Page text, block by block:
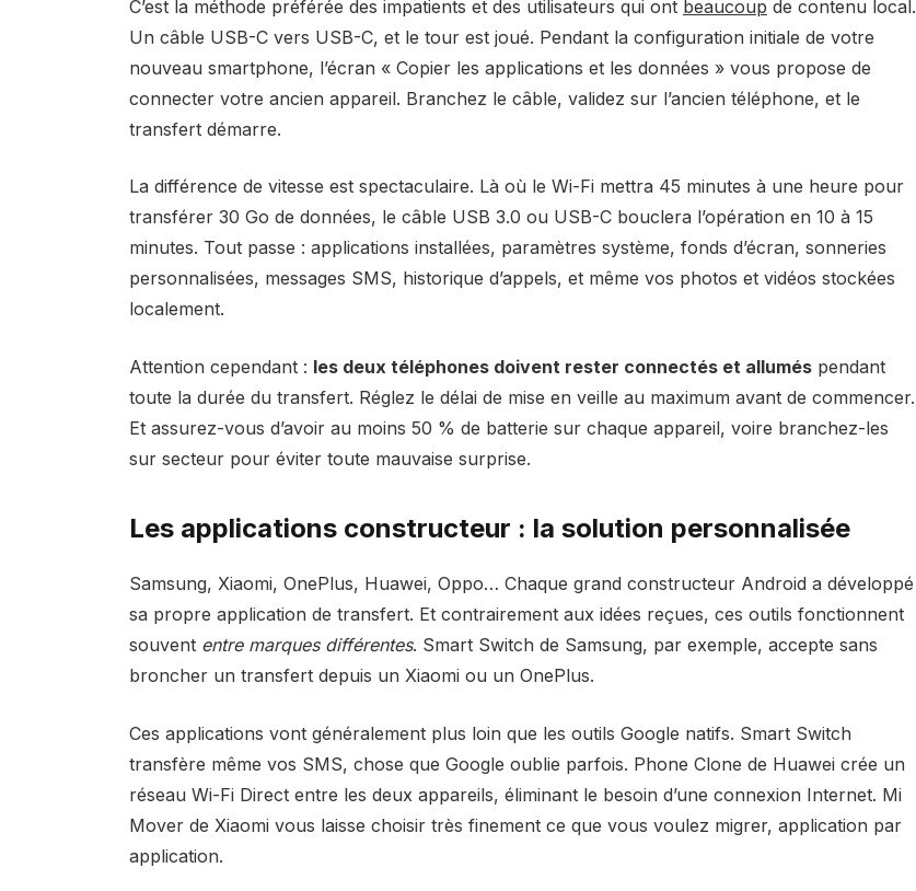
C’est la méthode préférée des impatients et des utilisateurs qui ont beaucoup de contenu local.
Un câble USB-C vers USB-C, et le tour est joué. Pendant la configuration initiale de votre
nouveau smartphone, l’écran « Copier les applications et les données » vous propose de
connecter votre ancien appareil. Branchez le câble, validez sur l’ancien téléphone, et le
transfert démarre.
La différence de vitesse est spectaculaire. Là où le Wi-Fi mettra 45 minutes à une heure pour
transférer 30 Go de données, le câble USB 3.0 ou USB-C bouclera l’opération en 10 à 15
minutes. Tout passe : applications installées, paramètres système, fonds d’écran, sonneries
personnalisées, messages SMS, historique d’appels, et même vos photos et vidéos stockées
localement.
Attention cependant : les deux téléphones doivent rester connectés et alluméspendant
toute la durée du transfert. Réglez le délai de mise en veille au maximum avant de commencer.
Et assurez-vous d’avoir au moins 50 % de batterie sur chaque appareil, voire branchez-les
sur secteur pour éviter toute mauvaise surprise.
Les applications constructeur : la solution personnalisée
Samsung, Xiaomi, OnePlus, Huawei, Oppo… Chaque grand constructeur Android a développé
sa propre application de transfert. Et contrairement aux idées reçues, ces outils fonctionnent
souvent entre marques différentes. Smart Switch de Samsung, par exemple, accepte sans
broncher un transfert depuis un Xiaomi ou un OnePlus.
Ces applications vont généralement plus loin que les outils Google natifs. Smart Switch
transfère même vos SMS, chose que Google oublie parfois. Phone Clone de Huawei crée un
réseau Wi-Fi Direct entre les deux appareils, éliminant le besoin d’une connexion Internet. Mi
Mover de Xiaomi vous laisse choisir très finement ce que vous voulez migrer, application par
application.